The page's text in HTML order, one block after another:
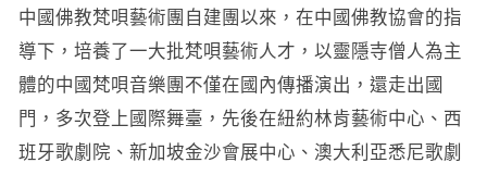
中國佛教梵唄藝術團自建團以來，在中國佛教協會的指
導下，培養了一大批梵唄藝術人才，以靈隱寺僧人為主
體的中國梵唄音樂團不僅在國內傳播演出，還走出國
門，多次登上國際舞臺，先後在紐約林肯藝術中心、西
班牙歌劇院、新加坡金沙會展中心、澳大利亞悉尼歌劇